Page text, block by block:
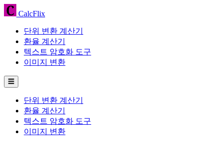
CalcFlix
단위 변환 계산기
환율 계산기
텍스트 암호화 도구
이미지 변환
☰
단위 변환 계산기
환율 계산기
텍스트 암호화 도구
이미지 변환